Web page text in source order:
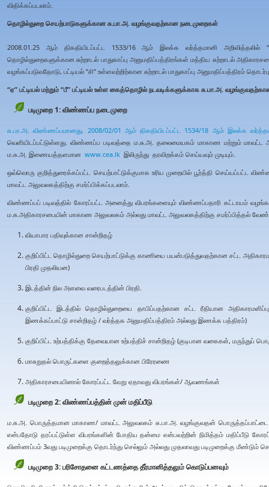
விதிக்கப்படலாம்.
தொழில்துறை செயற்பாடுகளுக்கான சு.பா.அ. வழங்குவதற்கான நடைமுறைகள்
2008.01.25 ஆம் திகதியிடப்பட்ட 1533/16 ஆம் இலக்க வர்த்தமானி அறிவித்தலில்
தொழில்துறைகளுக்கான சுற்றாடல் பாதுகாப்பு அனுமதிப்பத்திரங்கள் மத்திய சுற்றாடல்
வழங்கப்படுவதோடு, பட்டியல் “சி” உள்ளவற்றிற்கான சுற்றாடல் பாதுகாப்பு அனுமதிப்பத்திரம்
“ஏ” பட்டியல் மற்றும் “பீ” பட்டியல் உள்ள கைத்தொழில் நடவடிக்களுக்காக சு.பா.அ.
படிமுறை 1: விண்ணப்ப நடைமுறை
சு.பா.அ. விண்ணப்பமானது, 2008/02/01 ஆம் திகதியிடப்பட்ட 1534/18 ஆம் இலக்க
வெளியிடப்பட்டுள்ளது. விண்ணப்ப படிவத்தை ம.சு.அ. தலைமையகம் மாகாண மற்றும் மாவட்ட
ம.சு.அ. இணையத்தளமான www.cea.lk இலிருந்து தரவிறக்கம் செய்யவும் முடியும்.
ஒவ்வொரு குறித்துரைக்கப்பட்ட செயற்பாட்டுக்குமாக உரிய முறையில் பூர்த்தி செய்யப்பட்ட
மாவட்ட அலுவலகத்திற்கு சமர்ப்பிக்கப்படலாம்.
விண்ணப்பப் படிவத்தில் கோரப்பட்ட அனைத்து விபரங்களையும் விண்ணப்பதாரி கட்டாயம்
ம.சு.அதிகாரசபையின் மாகாண அலுவலகம் அல்லது மாவட்ட அலுவலகத்திற்கு சமர்ப்பித்தல்
வியாபார பதிவுக்கான சான்றிதழ்
குறிப்பிட்ட தொழில்துறை செயற்பாட்டுக்கு காணியை பயன்படுத்துவதற்கான சட்ட
பிரதி முதலியன)
இடத்தின் நில அளவை வரைபடத்தின் பிரதி.
குறிப்பிட்ட இடத்தில் தொழில்துறையை தாபிப்பதற்கான சட்ட ரீதியான
இணக்கப்பாட்டு சான்றிதழ் / வர்த்தக அனுமதிப்பத்திரம் அல்லது இணக்க பத்திரம்)
குறிப்பிட்ட உற்பத்திக்கு தேவையான உற்பத்திச் சான்றிதழ் (குடிபான வகைகள், மருந்துப்
மாசுறுதல் பொருட்களை குறைத்தலுக்கான பிரேரணை
அதிகாரசபையினால் கோரப்பட்ட வேறு ஏதாவது விபரங்கள்/ ஆவணங்கள்
படிமுறை 2: விண்ணப்பத்தின் முன் மதிப்பீடு
ம.சு.அ. பொருத்தமான மாகாண/ மாவட்ட அலுவலகம் சு.பா.அ. வழங்குவதன் பொருத்தப்பாட்டை
என்பதோடு தரப்பட்டுள்ள விபரங்களின் போதிய தன்மை என்பவற்றின் நிமித்தம் மதிப்பீடு
விண்ணப்பம் 3வது படிமுறைக்கு தொடர்ந்து செல்லும் அல்லது முதலாவது படிமுறைக்கு மீண்டும்
படிமுறை 3: பரிசோதனை கட்டணத்தை தீர்மானித்தலும் கொடுப்பனவும்